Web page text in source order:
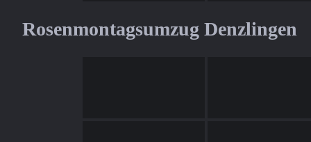
Rosenmontagsumzug Denzlingen